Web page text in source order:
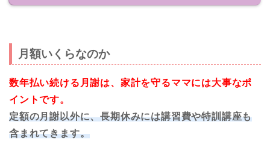
月額いくらなのか
数年払い続ける月謝は、家計を守るママには大事なポ
イントです。
定額の月謝以外に、長期休みには講習費や特訓講座も
含まれてきます。